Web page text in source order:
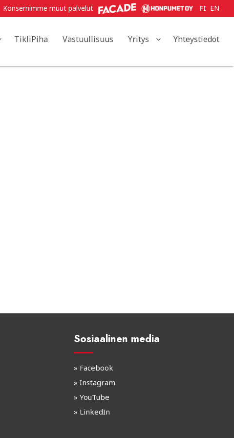
FI EN
Konsernimme muut palvelut
TikliPiha Vastuullisuus Yritys Yhteystiedot
Sosiaalinen media
» Facebook
» Instagram
» YouTube
» LinkedIn